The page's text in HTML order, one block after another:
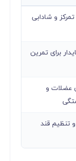
و شادابی
برای تمرین
عضلات و
تنظیم قند